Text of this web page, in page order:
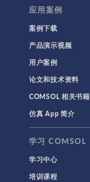
应用案例
案例下载
产品演示视频
用户案例
论文和技术资料
COMSOL 相关书籍
仿真 App 简介
学习 COMSOL
学习中心
培训课程